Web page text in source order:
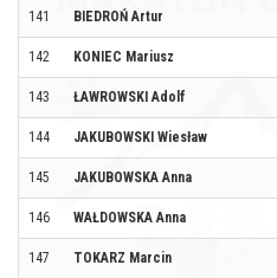
141 BIEDROŃ Artur
142 KONIEC Mariusz
143 ŁAWROWSKI Adolf
144 JAKUBOWSKI Wiesław
145 JAKUBOWSKA Anna
146 WAŁDOWSKA Anna
147 TOKARZ Marcin